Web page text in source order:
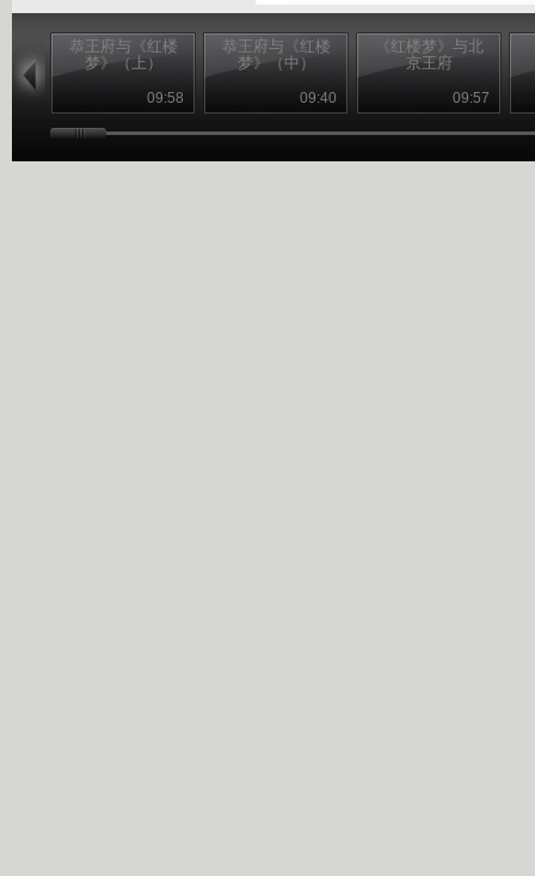
恭王府与《红楼
梦》（上）
09:58
恭王府与《红楼
梦》（中）
09:40
《红楼梦》与北
京王府
09:57